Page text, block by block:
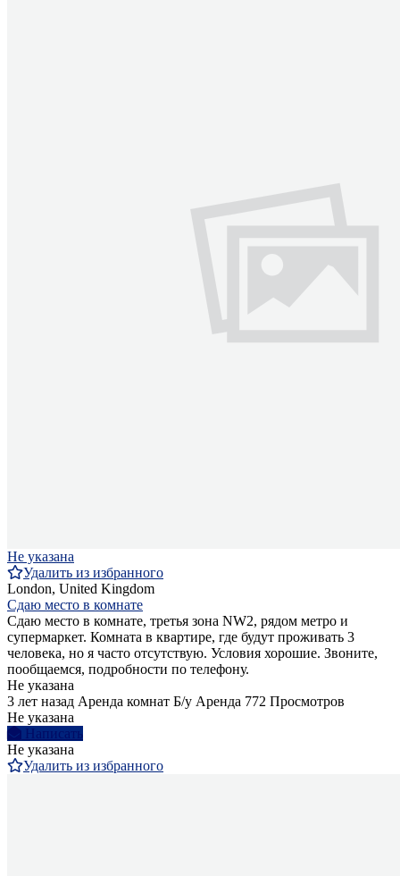
Не указана
Удалить из избранного
London, United Kingdom
Сдаю место в комнате
Сдаю место в комнате, третья зона NW2, рядом метро и
супермаркет. Комната в квартире, где будут проживать 3
человека, но я часто отсутствую. Условия хорошие. Звоните,
пообщаемся, подробности по телефону.
Не указана
3 лет назад Аренда комнат Б/у Аренда 772 Просмотров
Не указана
Написать
Не указана
Удалить из избранного